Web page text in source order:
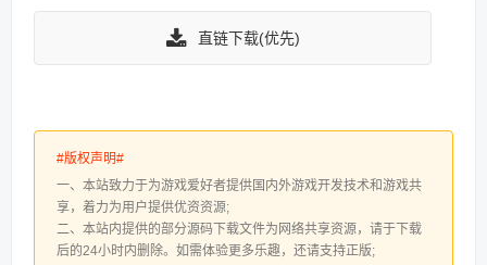
直链下载(优先)
#版权声明#
一、本站致力于为游戏爱好者提供国内外游戏开发技术和游戏共
享，着力为用户提供优资资源;
二、本站内提供的部分源码下载文件为网络共享资源，请于下载
后的24小时内删除。如需体验更多乐趣，还请支持正版;